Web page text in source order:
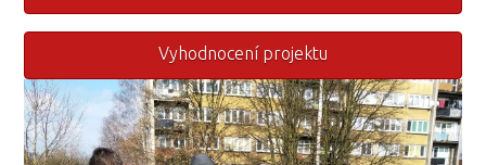
Vyhodnocení projektu